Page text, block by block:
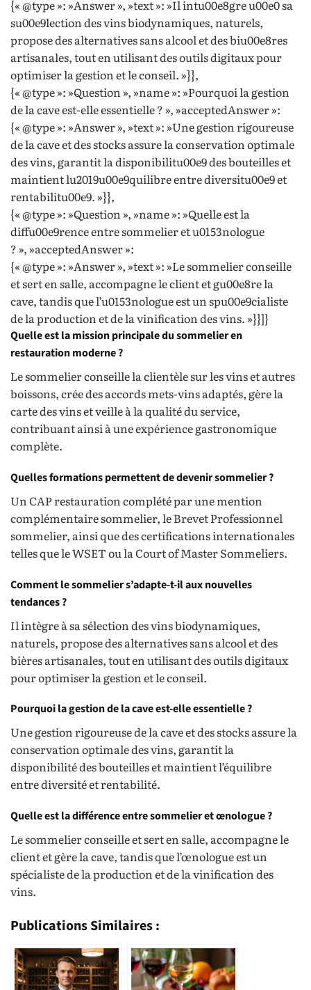
{« @type »: »Answer », »text »: »Il intu00e8gre u00e0 sa
su00e9lection des vins biodynamiques, naturels,
propose des alternatives sans alcool et des biu00e8res
artisanales, tout en utilisant des outils digitaux pour
optimiser la gestion et le conseil. »}},
{« @type »: »Question », »name »: »Pourquoi la gestion
de la cave est-elle essentielle ? », »acceptedAnswer »:
{« @type »: »Answer », »text »: »Une gestion rigoureuse
de la cave et des stocks assure la conservation optimale
des vins, garantit la disponibilitu00e9 des bouteilles et
maintient lu2019u00e9quilibre entre diversitu00e9 et
rentabilitu00e9. »}},
{« @type »: »Question », »name »: »Quelle est la
diffu00e9rence entre sommelier et u0153nologue
? », »acceptedAnswer »:
{« @type »: »Answer », »text »: »Le sommelier conseille
et sert en salle, accompagne le client et gu00e8re la
cave, tandis que l’u0153nologue est un spu00e9cialiste
de la production et de la vinification des vins. »}}]}
Quelle est la mission principale du sommelier en
restauration moderne ?
Le sommelier conseille la clientèle sur les vins et autres
boissons, crée des accords mets-vins adaptés, gère la
carte des vins et veille à la qualité du service,
contribuant ainsi à une expérience gastronomique
complète.
Quelles formations permettent de devenir sommelier ?
Un CAP restauration complété par une mention
complémentaire sommelier, le Brevet Professionnel
sommelier, ainsi que des certifications internationales
telles que le WSET ou la Court of Master Sommeliers.
Comment le sommelier s’adapte-t-il aux nouvelles
tendances ?
Il intègre à sa sélection des vins biodynamiques,
naturels, propose des alternatives sans alcool et des
bières artisanales, tout en utilisant des outils digitaux
pour optimiser la gestion et le conseil.
Pourquoi la gestion de la cave est-elle essentielle ?
Une gestion rigoureuse de la cave et des stocks assure la
conservation optimale des vins, garantit la
disponibilité des bouteilles et maintient l’équilibre
entre diversité et rentabilité.
Quelle est la différence entre sommelier et œnologue ?
Le sommelier conseille et sert en salle, accompagne le
client et gère la cave, tandis que l’œnologue est un
spécialiste de la production et de la vinification des
vins.
Publications Similaires :